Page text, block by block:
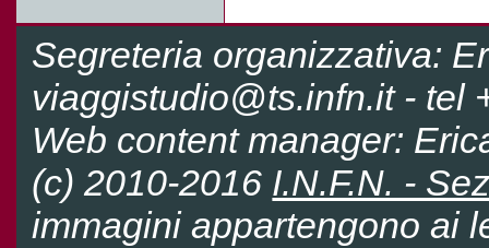
Segreteria organizzativa:
viaggistudio@ts.infn.it - tel
Web content manager:
(c) 2010-2016 I.N.F.N. -
immagini appartengono ai